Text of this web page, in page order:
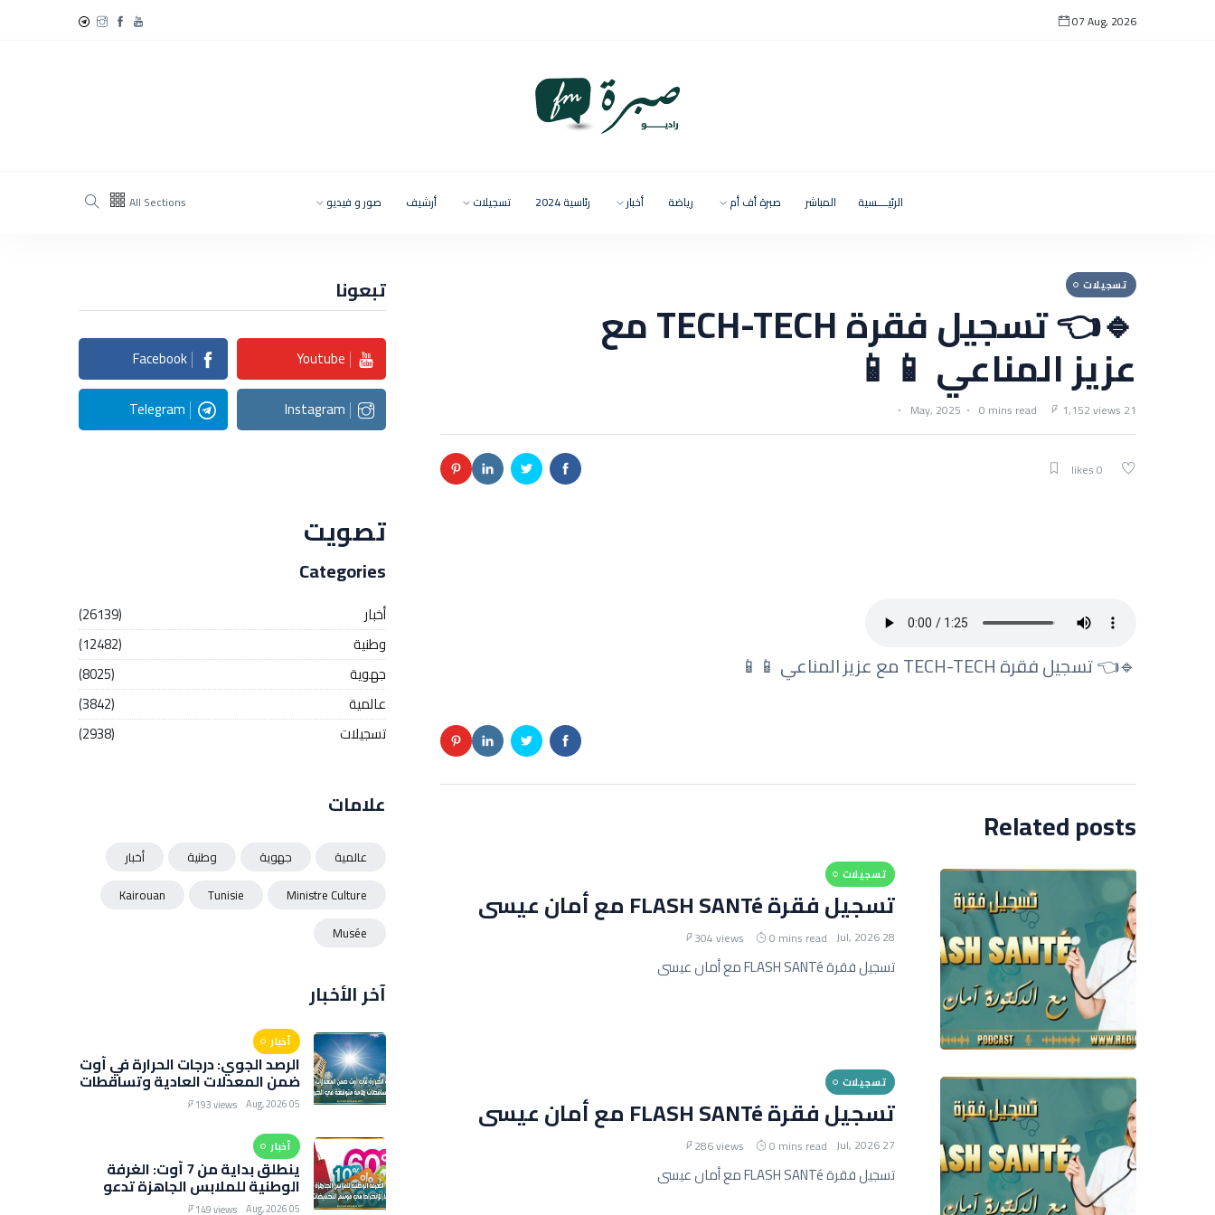
07 Aug, 2026
All Sections الرئيــــسية المباشر صبرة أف أم رياضة أخبار رئاسية 2024 تسجيلات أرشيف صور و فيديو
تسجيلات
🔹👈 تسجيل فقرة TECH-TECH مع
عزيز المناعي 📱📱
21 May, 2025
0 mins read 1,152 views
🔹👈 تسجيل فقرة TECH-TECH مع عزيز المناعي 📱📱
Related posts
تسجيلات
تسجيل فقرة FLASH SANTé مع أمان عيسى
28 Jul, 2026
0 mins read
304 views
تسجيل فقرة FLASH SANTé مع أمان عيسى
تسجيلات
تسجيل فقرة FLASH SANTé مع أمان عيسى
27 Jul, 2026
0 mins read
286 views
تسجيل فقرة FLASH SANTé مع أمان عيسى
تبعونا
Youtube
Facebook
Instagram
Telegram
تصويت
Categories
أخبار
(26139)
وطنية
(12482)
جهوية
(8025)
عالمية
(3842)
تسجيلات
(2938)
علامات
عالمية جهوية وطنية
أخبار
Ministre Culture
Tunisie
Kairouan
Musée
آخر الأخبار
أخبار
الرصد الجوي: درجات الحرارة في أوت
ضمن المعدلات العادية وتساقطات
هامة متوقعة في الخريف
05 Aug, 2026
193 views
أخبار
ينطلق بداية من 7 أوت: الغرفة
الوطنية للملابس الجاهزة تدعو
التجار للانخراط في موسم
05 Aug, 2026
149 views